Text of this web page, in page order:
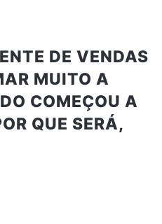
DE VENDAS
MUITO A
COMEÇOU A
QUE SERÁ,